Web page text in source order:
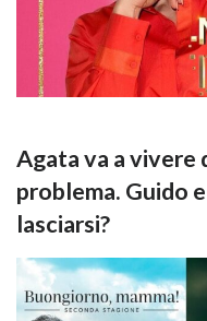
Agata va a vivere
problema. Guido
lasciarsi?